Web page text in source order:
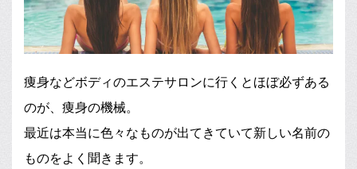
痩身などボディのエステサロンに行くとほぼ必ずある
のが、痩身の機械。
最近は本当に色々なものが出てきていて新しい名前の
ものをよく聞きます。